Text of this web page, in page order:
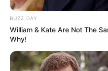
16/08/2009
BUZZ DAY
William & Kate Are Not The
Why!